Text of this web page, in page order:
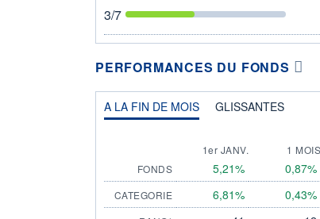
3/7
PERFORMANCES DU FONDS
A LA FIN DE MOIS GLISSANTES
1er JANV. 1 MOIS
FONDS
5,21% 0,87%
CATEGORIE 6,81% 0,43%